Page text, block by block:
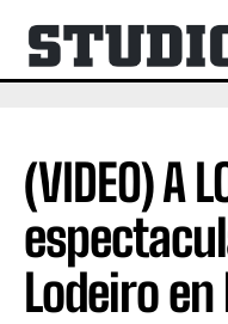
(VIDEO) A
Lodeiro en